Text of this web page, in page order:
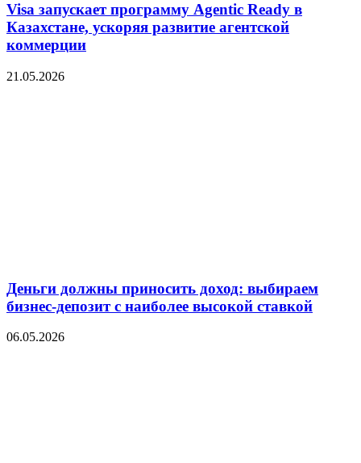
Visa запускает программу Agentic Ready в
Казахстане, ускоряя развитие агентской
коммерции
21.05.2026
Деньги должны приносить доход: выбираем
бизнес-депозит с наиболее высокой ставкой
06.05.2026